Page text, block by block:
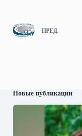
ПРЕД.
Новые публикации